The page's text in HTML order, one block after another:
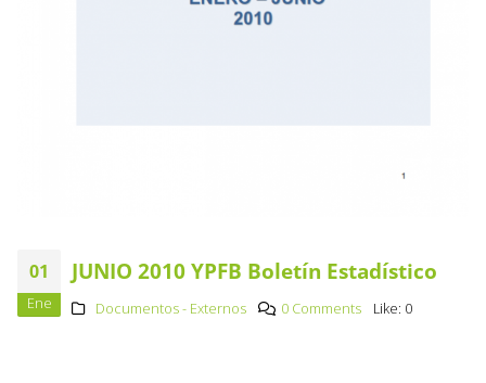
01
Ene
JUNIO 2010 YPFB Boletín Estadístico
Documentos - Externos 0 Comments Like: 0